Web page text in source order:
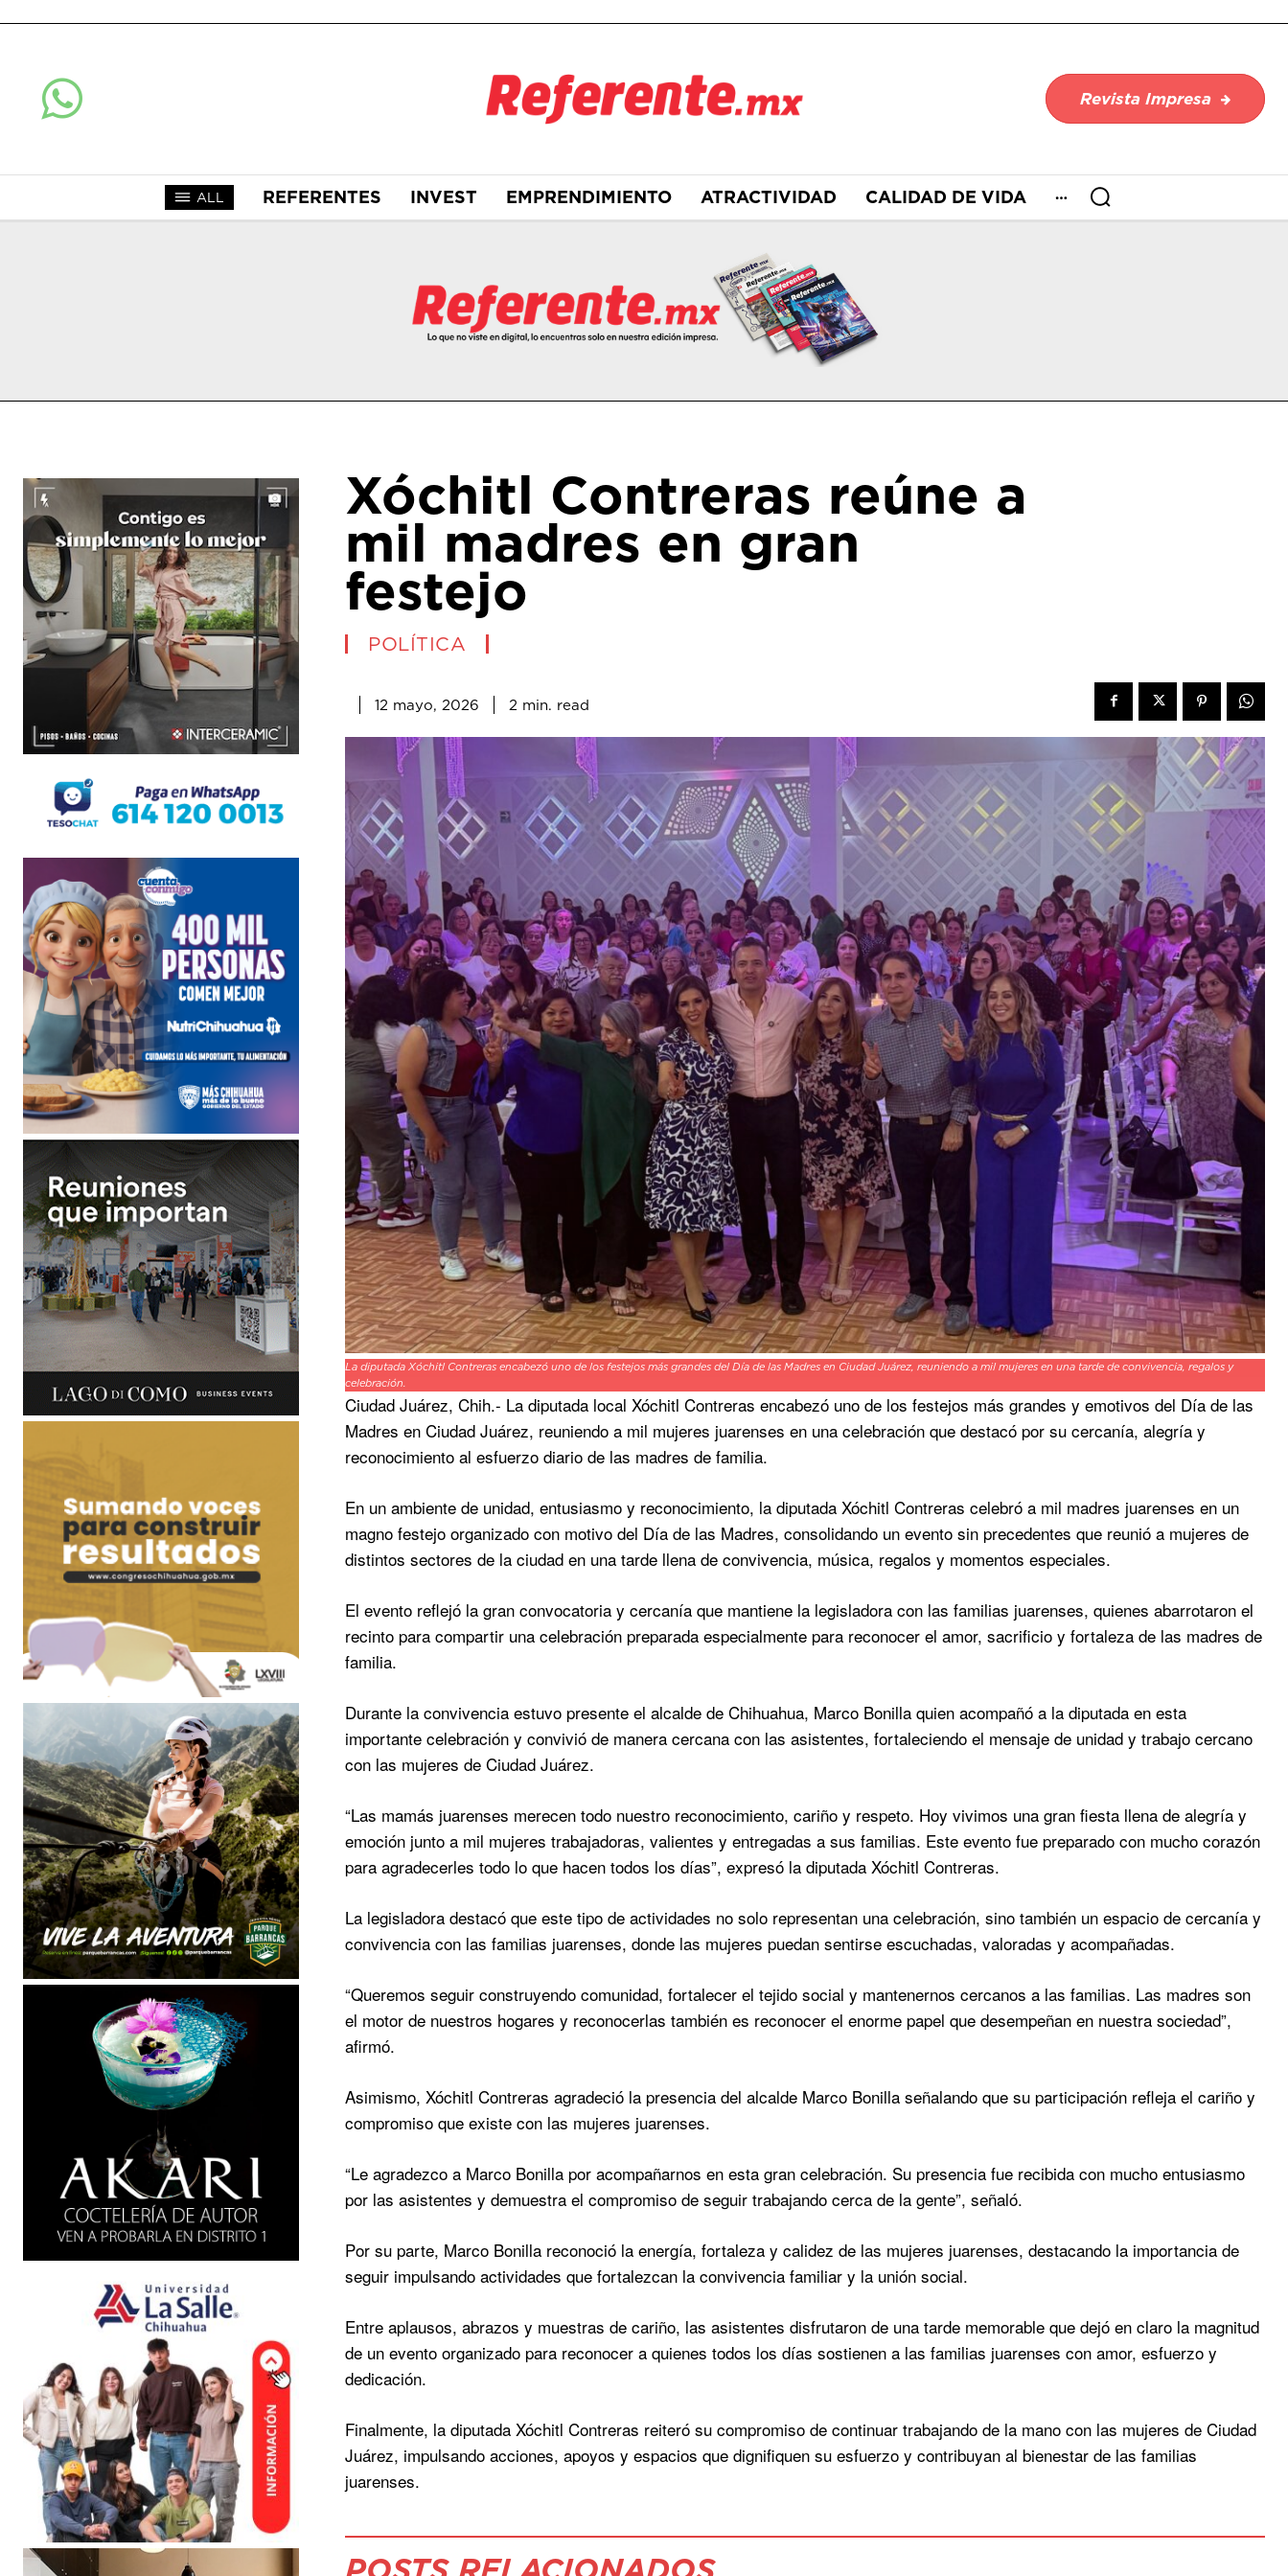
Revista Impresa
ALL REFERENTES INVEST EMPRENDIMIENTO ATRACTIVIDAD CALIDAD DE VIDA
Xóchitl Contreras reúne a
mil madres en gran
festejo
POLÍTICA
12 mayo, 2026 2 min. read
La diputada Xóchitl Contreras encabezó uno de los festejos más grandes del Día de las Madres en Ciudad Juárez, reuniendo a mil mujeres en una tarde de convivencia, regalos y
celebración.
Ciudad Juárez, Chih.- La diputada local Xóchitl Contreras encabezó uno de los festejos más grandes y emotivos del Día de las
Madres en Ciudad Juárez, reuniendo a mil mujeres juarenses en una celebración que destacó por su cercanía, alegría y
reconocimiento al esfuerzo diario de las madres de familia.
En un ambiente de unidad, entusiasmo y reconocimiento, la diputada Xóchitl Contreras celebró a mil madres juarenses en un
magno festejo organizado con motivo del Día de las Madres, consolidando un evento sin precedentes que reunió a mujeres de
distintos sectores de la ciudad en una tarde llena de convivencia, música, regalos y momentos especiales.
El evento reflejó la gran convocatoria y cercanía que mantiene la legisladora con las familias juarenses, quienes abarrotaron el
recinto para compartir una celebración preparada especialmente para reconocer el amor, sacrificio y fortaleza de las madres de
familia.
Durante la convivencia estuvo presente el alcalde de Chihuahua, Marco Bonilla quien acompañó a la diputada en esta
importante celebración y convivió de manera cercana con las asistentes, fortaleciendo el mensaje de unidad y trabajo cercano
con las mujeres de Ciudad Juárez.
“Las mamás juarenses merecen todo nuestro reconocimiento, cariño y respeto. Hoy vivimos una gran fiesta llena de alegría y
emoción junto a mil mujeres trabajadoras, valientes y entregadas a sus familias. Este evento fue preparado con mucho corazón
para agradecerles todo lo que hacen todos los días”, expresó la diputada Xóchitl Contreras.
La legisladora destacó que este tipo de actividades no solo representan una celebración, sino también un espacio de cercanía y
convivencia con las familias juarenses, donde las mujeres puedan sentirse escuchadas, valoradas y acompañadas.
“Queremos seguir construyendo comunidad, fortalecer el tejido social y mantenernos cercanos a las familias. Las madres son
el motor de nuestros hogares y reconocerlas también es reconocer el enorme papel que desempeñan en nuestra sociedad”,
afirmó.
Asimismo, Xóchitl Contreras agradeció la presencia del alcalde Marco Bonilla señalando que su participación refleja el cariño y
compromiso que existe con las mujeres juarenses.
“Le agradezco a Marco Bonilla por acompañarnos en esta gran celebración. Su presencia fue recibida con mucho entusiasmo
por las asistentes y demuestra el compromiso de seguir trabajando cerca de la gente”, señaló.
Por su parte, Marco Bonilla reconoció la energía, fortaleza y calidez de las mujeres juarenses, destacando la importancia de
seguir impulsando actividades que fortalezcan la convivencia familiar y la unión social.
Entre aplausos, abrazos y muestras de cariño, las asistentes disfrutaron de una tarde memorable que dejó en claro la magnitud
de un evento organizado para reconocer a quienes todos los días sostienen a las familias juarenses con amor, esfuerzo y
dedicación.
Finalmente, la diputada Xóchitl Contreras reiteró su compromiso de continuar trabajando de la mano con las mujeres de Ciudad
Juárez, impulsando acciones, apoyos y espacios que dignifiquen su esfuerzo y contribuyan al bienestar de las familias
juarenses.